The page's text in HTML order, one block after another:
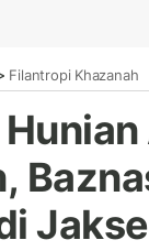
Filantropi Khazanah